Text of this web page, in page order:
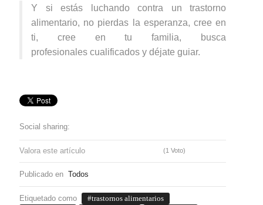
Y si estás luchando contra un trastorno
alimentario, no pierdas la esperanza, cree en
ti, cree en tu familia, busca
profesionales cualificados y déjate guiar.
Social sharing:
Valora este artículo (1 Voto)
Publicado en Todos
Etiquetado como trastornos alimentarios